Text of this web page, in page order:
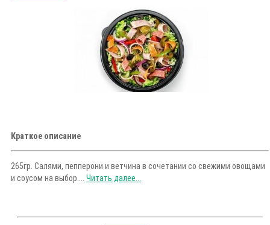
Краткое описание
265гр. Салями, пепперони и ветчина в сочетании со свежими овощами
и соусом на выбор.... Читать далее...